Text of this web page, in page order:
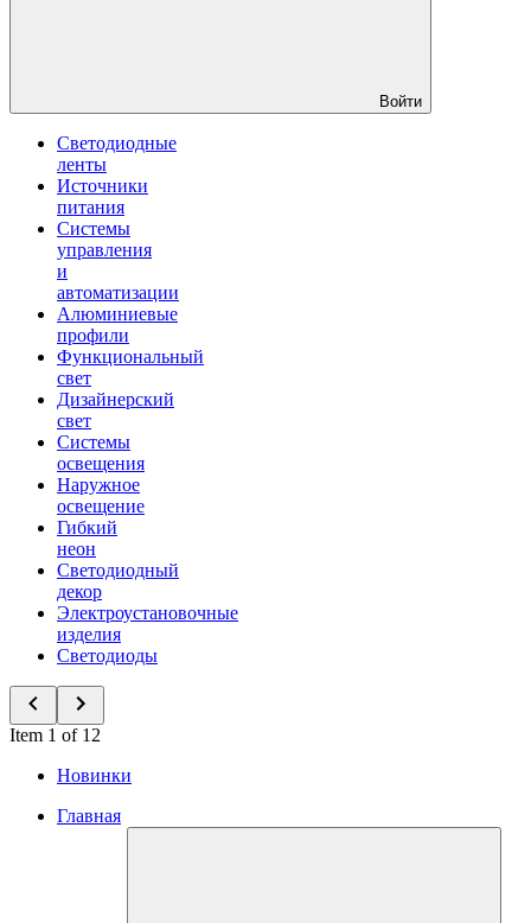
Войти
Светодиодные
ленты
Источники
питания
Системы
управления
и
автоматизации
Алюминиевые
профили
Функциональный
свет
Дизайнерский
свет
Системы
освещения
Наружное
освещение
Гибкий
неон
Светодиодный
декор
Электроустановочные
изделия
Светодиоды
Item 1 of 12
Новинки
Главная